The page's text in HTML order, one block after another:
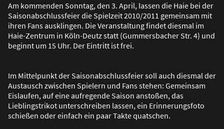
Am kommenden Sonntag, den 3. April, lassen die Haie bei der
Saisonabschlussfeier die Spielzeit 2010/2011 gemeinsam mit
ihren Fans ausklingen. Die Veranstaltung findet diesmal im
Haie-Zentrum in Köln-Deutz statt (Gummersbacher Str. 4) und
beginnt um 15 Uhr. Der Eintritt ist frei.
Im Mittelpunkt der Saisonabschlussfeier soll auch diesmal der
Austausch zwischen Spielern und Fans stehen: Gemeinsam
Eislaufen, auf eine aufregende Saison anstoßen, das
Lieblingstrikot unterschreiben lassen, ein Erinnerungsfoto
schießen oder einfach ein paar Takte quatschen.